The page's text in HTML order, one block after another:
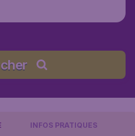
INFOS PRATIQUES